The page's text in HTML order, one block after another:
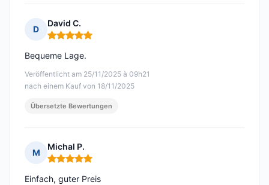
D
David C.
Hinweis: 5 von 5
Veröffentlicht am 25/11/2025 à 09h21
nach einem Kauf von 18/11/2025
Bequeme Lage.
Übersetzte Bewertungen
M
Michal P.
Hinweis: 5 von 5
Einfach, guter Preis